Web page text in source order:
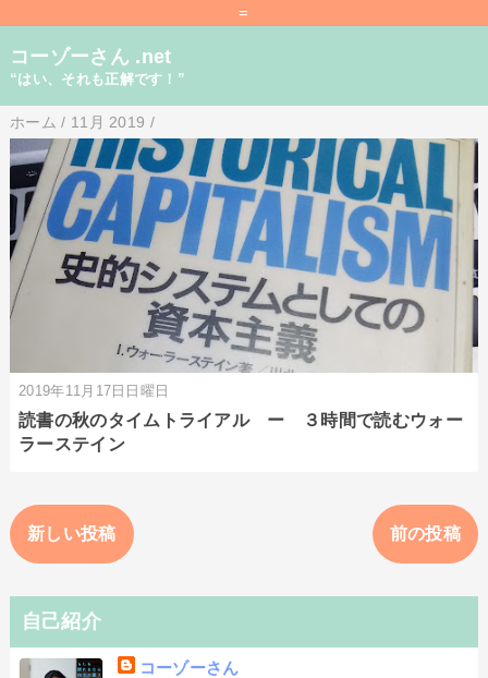
=
コーゾーさん .net
“はい、それも正解です！”
ホーム / 11月 2019 /
2019年11月17日日曜日
読書の秋のタイムトライアル ー ３時間で読むウォー
ラーステイン
新しい投稿 前の投稿
自己紹介
コーゾーさん